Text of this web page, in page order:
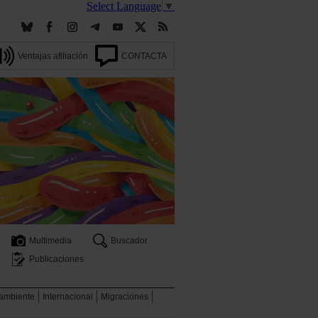
Select Language ▼
Ventajas afiliación CONTACTA
Multimedia
Buscador
Publicaciones
Internacional
Migraciones